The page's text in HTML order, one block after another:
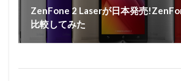
ZenFone 2 Laserが日本発売
比較してみた